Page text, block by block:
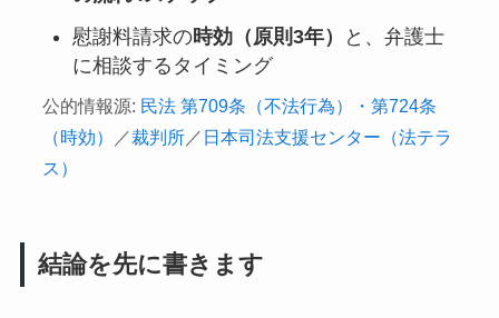
慰謝料請求の時効（原則3年）
と、弁護士
に相談するタイミング
公的情報源: 民法 第709条（不法行為）・第724条
（時効）
／裁判所／ 日本司法支援センター（法テラ
ス）
結論を先に書きます